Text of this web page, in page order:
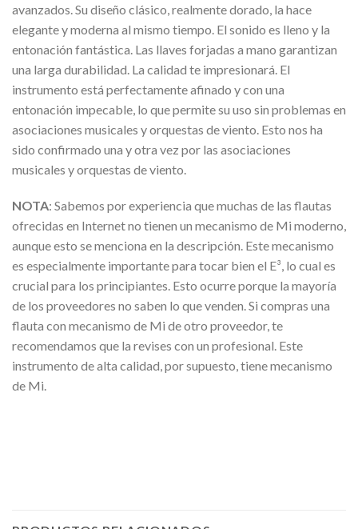
avanzados. Su diseño clásico, realmente dorado, la hace
elegante y moderna al mismo tiempo. El sonido es lleno y la
entonación fantástica. Las llaves forjadas a mano garantizan
una larga durabilidad. La calidad te impresionará. El
instrumento está perfectamente afinado y con una
entonación impecable, lo que permite su uso sin problemas en
asociaciones musicales y orquestas de viento. Esto nos ha
sido confirmado una y otra vez por las asociaciones
musicales y orquestas de viento.
NOTA: Sabemos por experiencia que muchas de las flautas
ofrecidas en Internet no tienen un mecanismo de Mi moderno,
aunque esto se menciona en la descripción. Este mecanismo
es especialmente importante para tocar bien el E³, lo cual es
crucial para los principiantes. Esto ocurre porque la mayoría
de los proveedores no saben lo que venden. Si compras una
flauta con mecanismo de Mi de otro proveedor, te
recomendamos que la revises con un profesional. Este
instrumento de alta calidad, por supuesto, tiene mecanismo
de Mi.